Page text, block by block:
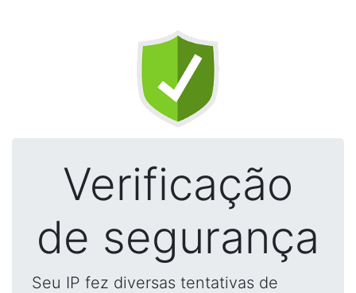
Verificação
de segurança
Seu IP fez diversas tentativas de